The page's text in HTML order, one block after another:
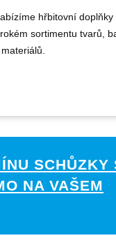
hřbitovní doplňky
sortimentu tvarů,
SCHŮZKY
NA VAŠEM